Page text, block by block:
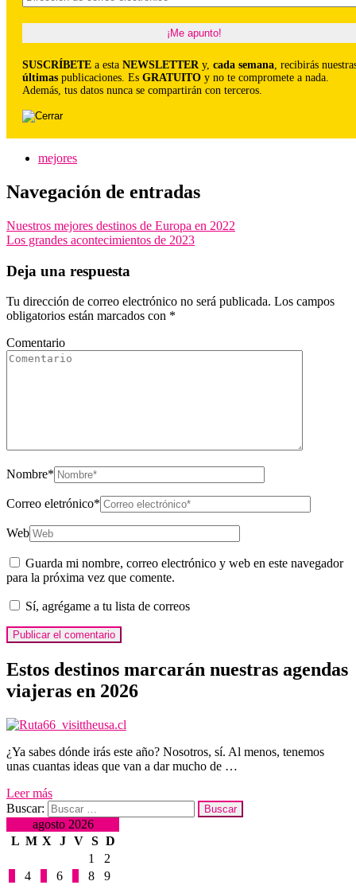
SUSCRÍBETE a esta NEWSLETTERy, cada semana, recibirás
últimas publicaciones. Es GRATUITO y no te compromete a nada.
Además, tus datos nunca se compartirán con terceros.
mejores
Navegación de entradas
Nuestros mejores destinos de Europa en 2022
Los grandes acontecimientos de 2023
Deja una respuesta
Tu dirección de correo electrónico no será publicada. Los campos
obligatorios están marcados con *
Comentario
Nombre*
Correo eletrónico*
Web
Guarda mi nombre, correo electrónico y web en este navegador
para la próxima vez que comente.
Sí, agrégame a tu lista de correos
Estos destinos marcarán nuestras agendas
viajeras en 2026
¿Ya sabes dónde irás este año? Nosotros, sí. Al menos, tenemos
unas cuantas ideas que van a dar mucho de …
Leer más
Buscar:
agosto 2026
L M X J V S D
1
2
4 6 8
9